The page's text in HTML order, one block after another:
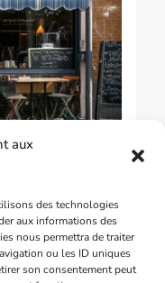
aux
des technologies
aux informations des
nous permettra de traiter
ou les ID uniques
son consentement peut